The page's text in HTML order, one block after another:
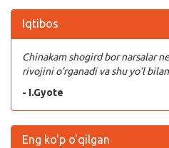
Iqtibos
Chinakam shogird bor narsalar
rivojini o’rganadi va shu yo’l
- I.Gyote
Eng ko'p o'qilgan